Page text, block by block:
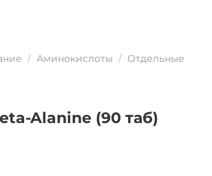
/ Аминокислоты / Отдельные
Alanine (90 таб)